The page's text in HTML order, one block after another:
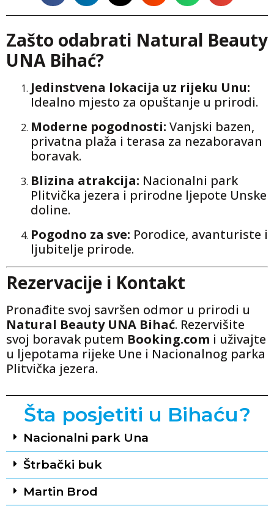
Zašto odabrati Natural Beauty
UNA Bihać?
Jedinstvena lokacija uz rijeku Unu:
Idealno mjesto za opuštanje u prirodi.
Moderne pogodnosti: Vanjski bazen,
privatna plaža i terasa za nezaboravan
boravak.
Blizina atrakcija: Nacionalni park
Plitvička jezera i prirodne ljepote Unske
doline.
Pogodno za sve: Porodice, avanturiste i
ljubitelje prirode.
Rezervacije i Kontakt
Pronađite svoj savršen odmor u prirodi u
Natural Beauty UNA Bihać. Rezervišite
svoj boravak putem Booking.com i uživajte
u ljepotama rijeke Une i Nacionalnog parka
Plitvička jezera.
Šta posjetiti u Bihaću?
Nacionalni park Una
Štrbački buk
Martin Brod